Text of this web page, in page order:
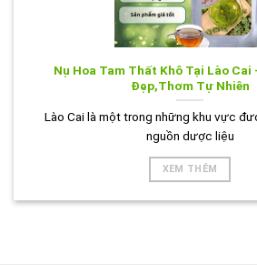
Nụ Hoa Tam Thất Khô Tại Lào Cai
Đẹp,Thơm Tự Nhiên
Lào Cai là một trong những khu vực
nguồn dược liệu
XEM THÊM